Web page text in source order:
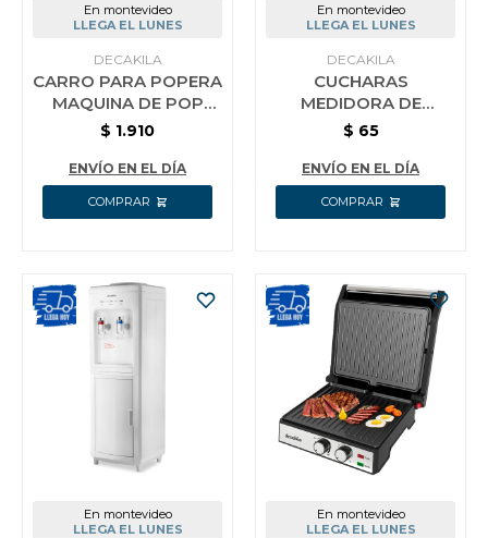
En montevideo
LLEGA EL LUNES
DECAKILA
CARRO PARA POPERA
MAQUINA DE POP
CINE RETRO
$ 1.910
ENVÍO EN EL DÍA
En montevideo
LLEGA EL LUNES
DECAKILA
CUCHARAS
MEDIDORA DE
PLASTICO DECAKILA
$ 65
ENVÍO EN EL DÍA
En montevideo
LLEGA EL LUNES
En montevideo
LLEGA EL LUNES